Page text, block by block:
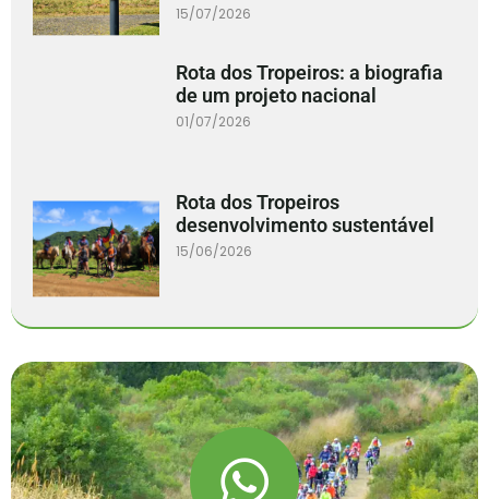
15/07/2026
Rota dos Tropeiros: a biografia
de um projeto nacional
01/07/2026
Rota dos Tropeiros
desenvolvimento sustentável
15/06/2026